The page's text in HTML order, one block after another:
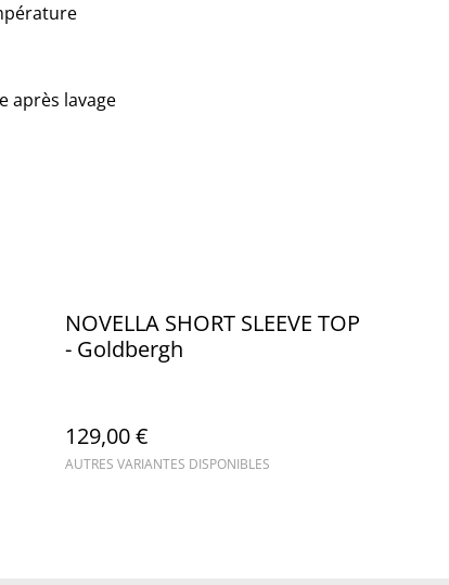
après lavage
NOVELLA SHORT SLEEVE TOP
- Goldbergh
129,00 €
AUTRES VARIANTES DISPONIBLES